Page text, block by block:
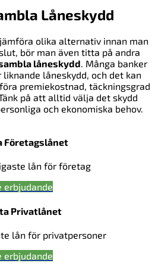
Låneskydd
olika alternativ innan man
bör man även titta på andra
låneskydd. Många banker
låneskydd, och det kan
premiekostnad, täckningsgrad
på att alltid välja det skydd
och ekonomiska behov.
Företagslånet
lån för företag
erbjudande
Privatlånet
lån för privatpersoner
erbjudande